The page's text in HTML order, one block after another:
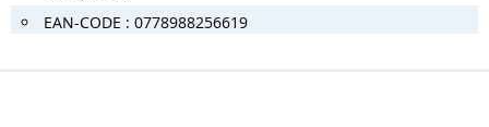
EAN-CODE : 0778988256619